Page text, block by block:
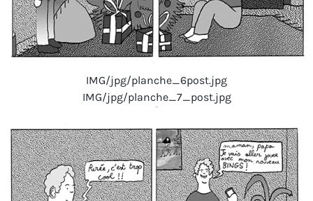
IMG/jpg/planche_6post.jpg
IMG/jpg/planche_7_post.jpg